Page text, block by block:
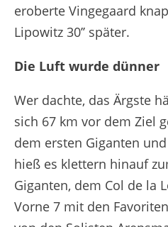
eroberte Vingegaard
Lipowitz 30’’ später.
Die Luft wurde dünner
Wer dachte, das Ärgste
sich 67 km vor dem Ziel
dem ersten Giganten
hieß es klettern hinauf
Giganten, dem Col de la
Vorne 7 mit den